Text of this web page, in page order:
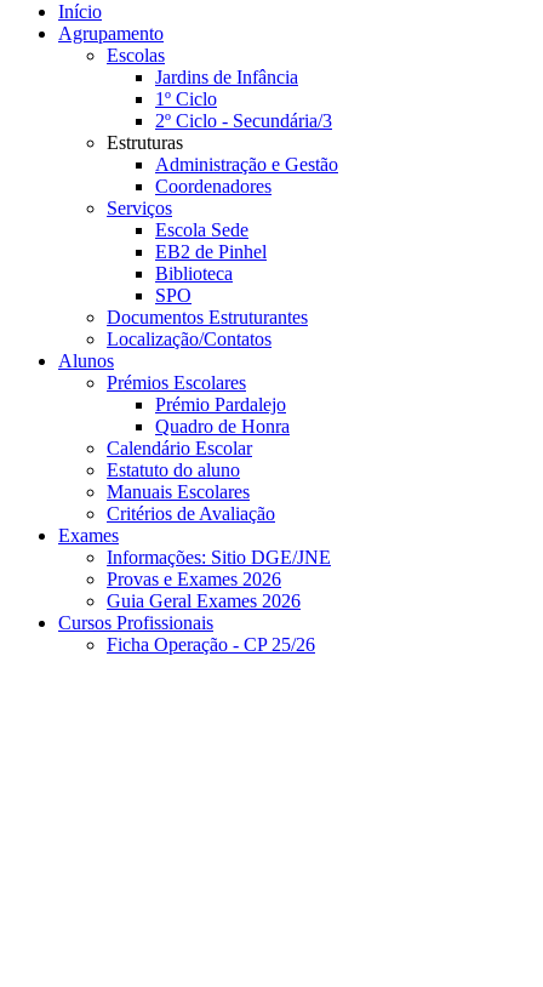
Início
Agrupamento
Escolas
Jardins de Infância
1º Ciclo
2º Ciclo - Secundária/3
Estruturas
Administração e Gestão
Coordenadores
Serviços
Escola Sede
EB2 de Pinhel
Biblioteca
SPO
Documentos Estruturantes
Localização/Contatos
Alunos
Prémios Escolares
Prémio Pardalejo
Quadro de Honra
Calendário Escolar
Estatuto do aluno
Manuais Escolares
Critérios de Avaliação
Exames
Informações: Sitio DGE/JNE
Provas e Exames 2026
Guia Geral Exames 2026
Cursos Profissionais
Ficha Operação - CP 25/26